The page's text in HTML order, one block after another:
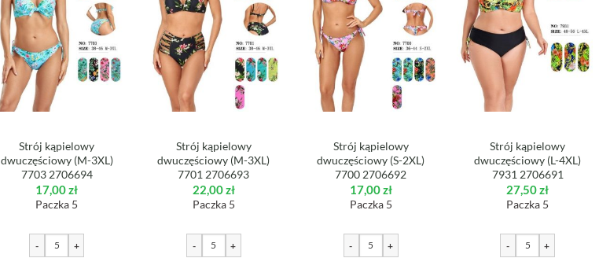
Strój kąpielowy
dwuczęściowy (M-3XL)
7703 2706694
17,00zł
Paczka 5
- +
Strój kąpielowy
dwuczęściowy (M-3XL)
7701 2706693
22,00zł
Paczka 5
- +
Strój kąpielowy
dwuczęściowy (S-2XL)
7700 2706692
17,00zł
Paczka 5
- +
Strój kąpielowy
dwuczęściowy (L-4XL)
7931 2706691
27,50zł
Paczka 5
- +